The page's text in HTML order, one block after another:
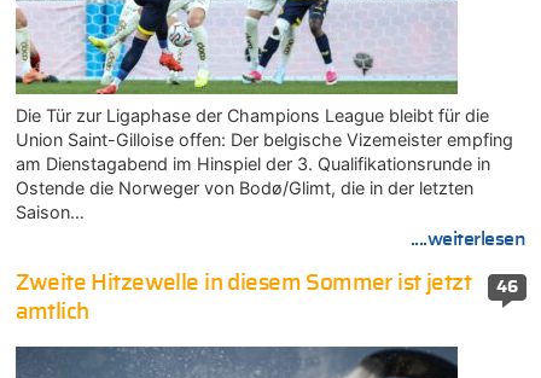
Die Tür zur Ligaphase der Champions League bleibt für die
Union Saint-Gilloise offen: Der belgische Vizemeister empfing
am Dienstagabend im Hinspiel der 3. Qualifikationsrunde in
Ostende die Norweger von Bodø/Glimt, die in der letzten
Saison…
....weiterlesen
46
Zweite Hitzewelle in diesem Sommer ist jetzt
amtlich